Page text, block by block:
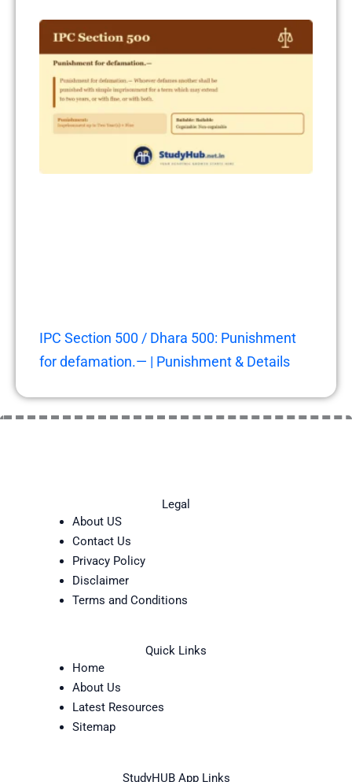
IPC Section 500 / Dhara 500: Punishment
for defamation.— | Punishment & Details
Legal
About US
Contact Us
Privacy Policy
Disclaimer
Terms and Conditions
Quick Links
Home
About Us
Latest Resources
Sitemap
StudyHUB App Links